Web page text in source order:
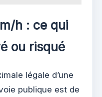
h : ce qui
ou risqué
légale d’une
publique est de